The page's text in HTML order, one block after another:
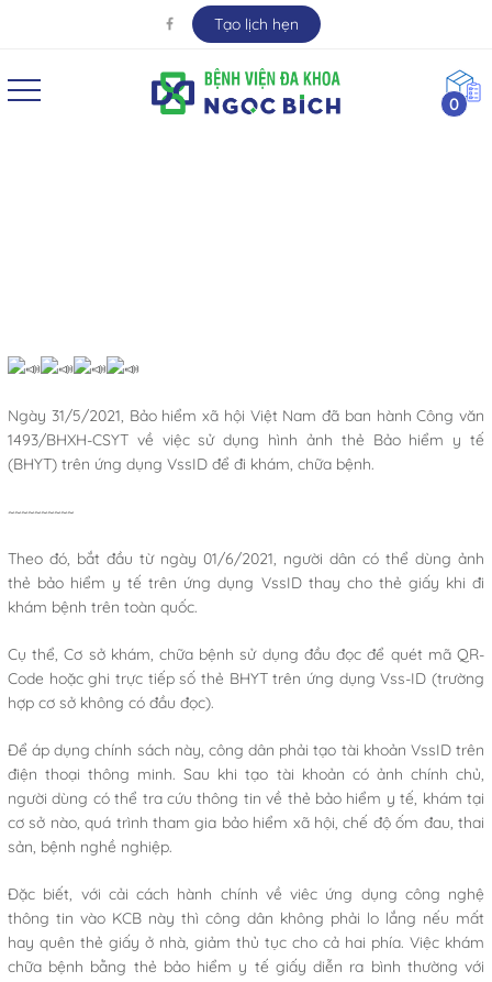
Tạo lịch hẹn
0
Ngày 31/5/2021, Bảo hiểm xã hội Việt Nam đã ban hành Công văn
1493/BHXH-CSYT về việc sử dụng hình ảnh thẻ Bảo hiểm y tế
(BHYT) trên ứng dụng VssID để đi khám, chữa bệnh.
~~~~~~~~~~
Theo đó, bắt đầu từ ngày 01/6/2021, người dân có thể dùng ảnh
thẻ bảo hiểm y tế trên ứng dụng VssID thay cho thẻ giấy khi đi
khám bệnh trên toàn quốc.
Cụ thể, Cơ sở khám, chữa bệnh sử dụng đầu đọc để quét mã QR-
Code hoặc ghi trực tiếp số thẻ BHYT trên ứng dụng Vss-ID (trường
hợp cơ sở không có đầu đọc).
Để áp dụng chính sách này, công dân phải tạo tài khoản VssID trên
điện thoại thông minh. Sau khi tạo tài khoản có ảnh chính chủ,
người dùng có thể tra cứu thông tin về thẻ bảo hiểm y tế, khám tại
cơ sở nào, quá trình tham gia bảo hiểm xã hội, chế độ ốm đau, thai
sản, bệnh nghề nghiệp.
Đặc biết, với cải cách hành chính về viêc ứng dụng công nghệ
thông tin vào KCB này thì công dân không phải lo lắng nếu mất
hay quên thẻ giấy ở nhà, giảm thủ tục cho cả hai phía. Việc khám
chữa bệnh bằng thẻ bảo hiểm y tế giấy diễn ra bình thường với